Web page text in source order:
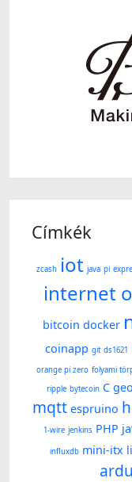
Címkék
zcash iot java pi
internet
bitcoin docker
coinapp git ds1621
orange pi zero folyami
ripple bytecoin C
mqtt espruino
1-wire jenkins PHP
influxdb mini-itx